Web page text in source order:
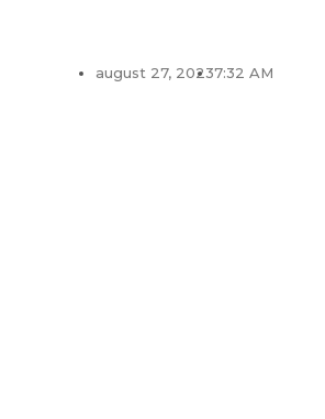
august 27, 20237:32 AM